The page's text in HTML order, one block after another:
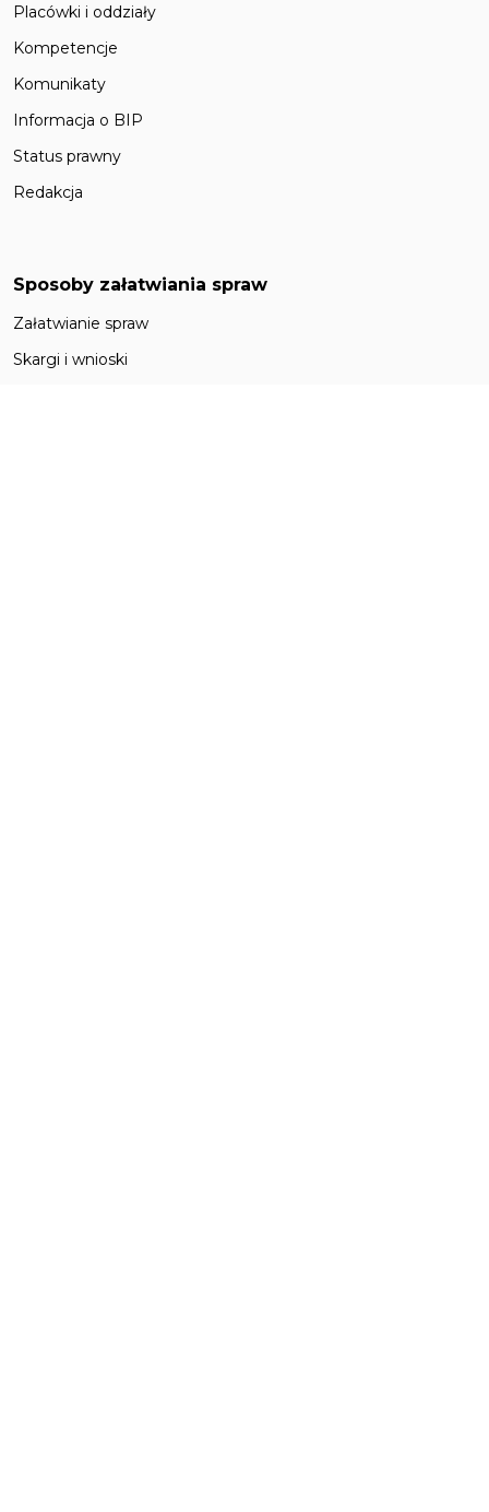
Placówki i oddziały
Kompetencje
Komunikaty
Informacja o BIP
Status prawny
Redakcja
Sposoby załatwiania spraw
Załatwianie spraw
Skargi i wnioski